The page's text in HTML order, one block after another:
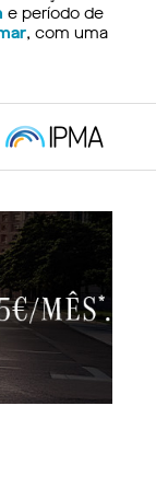
e período de
, com uma